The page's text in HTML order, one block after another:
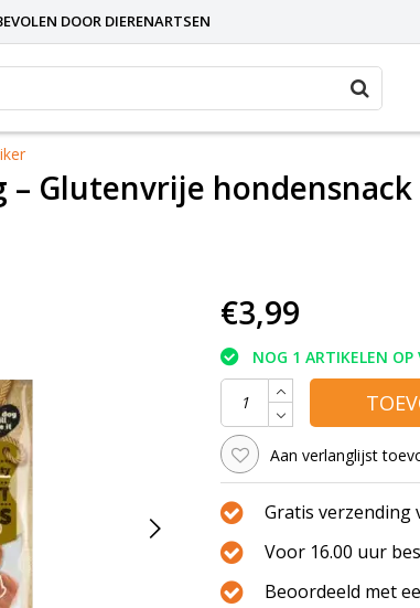
DOOR DIERENARTSEN
– Glutenvrije
€3,99
NOG 1 ARTIKELEN OP
Aan verlanglijst
Gratis verzending
Voor 16.00 uur
Beoordeeld met